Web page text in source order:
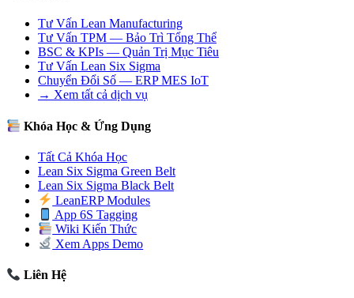
Tư Vấn Lean Manufacturing
Tư Vấn TPM — Bảo Trì Tổng Thể
BSC & KPIs — Quản Trị Mục Tiêu
Tư Vấn Lean Six Sigma
Chuyển Đổi Số — ERP MES IoT
→ Xem tất cả dịch vụ
Khóa Học & Ứng Dụng
Tất Cả Khóa Học
Lean Six Sigma Green Belt
Lean Six Sigma Black Belt
LeanERP Modules
App 6S Tagging
Wiki Kiến Thức
Xem Apps Demo
Liên Hệ